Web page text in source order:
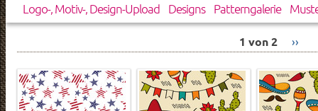
Logo-, Motiv-, Design-Upload Designs Patterngalerie
1 von 2 ››